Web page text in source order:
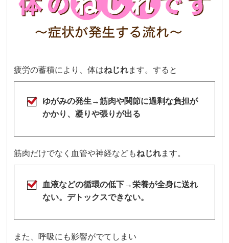
疲労の蓄積により、体はねじれます。すると
ゆがみの発生→筋肉や関節に過剰な負担が
かかり、凝りや張りが出る
筋肉だけでなく血管や神経などもねじれます。
血液などの循環の低下→栄養が全身に送れ
ない。デトックスできない。
また、呼吸にも影響がでてしまい